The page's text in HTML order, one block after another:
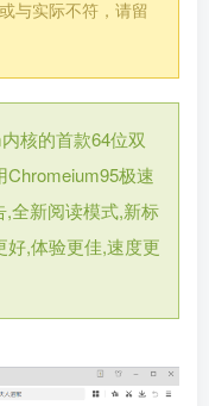
与实际不符，请留
核的首款64位双
极速
全新阅读模式,新标
,体验更佳,速度更